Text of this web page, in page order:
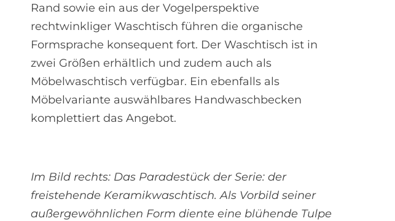
Rand sowie ein aus der Vogelperspektive
rechtwinkliger Waschtisch führen die organische
Formsprache konsequent fort. Der Waschtisch ist in
zwei Größen erhältlich und zudem auch als
Möbelwaschtisch verfügbar. Ein ebenfalls als
Möbelvariante auswählbares Handwaschbecken
komplettiert das Angebot.
Im Bild rechts: Das Paradestück der Serie: der
freistehende Keramikwaschtisch. Als Vorbild seiner
außergewöhnlichen Form diente eine blühende Tulpe